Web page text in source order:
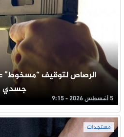
الرصاص لتوقيف “مسخوط”
جسدي
5 أغسطس 2026 - 9:15
مستجدات